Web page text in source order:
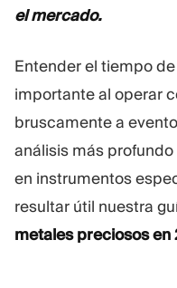
el mercado.
Entender el tiempo
importante al operar
bruscamente a
análisis más
en instrumentos
resultar útil nuestra
metales preciosos en